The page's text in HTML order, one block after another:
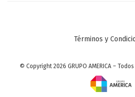
Términos y
© Copyright 2026 GRUPO AMERICA –